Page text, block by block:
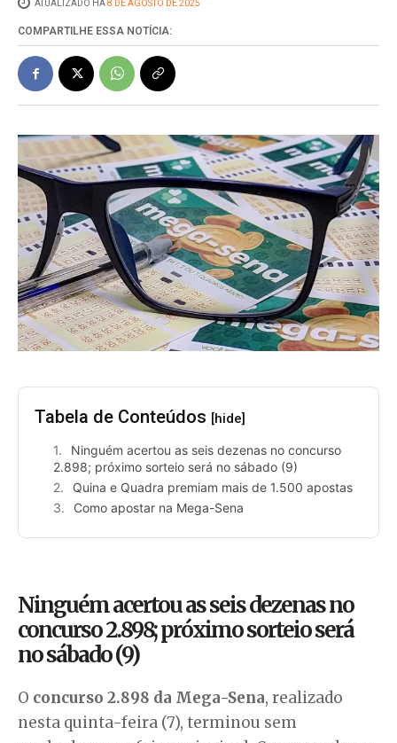
ATUALIZADO HÁ8 DE AGOSTO DE 2025
COMPARTILHE ESSA NOTÍCIA:
Tabela de Conteúdos [hide]
Ninguém acertou as seis dezenas no concurso
2.898; próximo sorteio será no sábado (9)
Quina e Quadra premiam mais de 1.500 apostas
Como apostar na Mega-Sena
Ninguém acertou as seis dezenas no
concurso 2.898; próximo sorteio será
no sábado (9)
O concurso 2.898 da Mega-Sena, realizado
nesta quinta-feira (7), terminou sem